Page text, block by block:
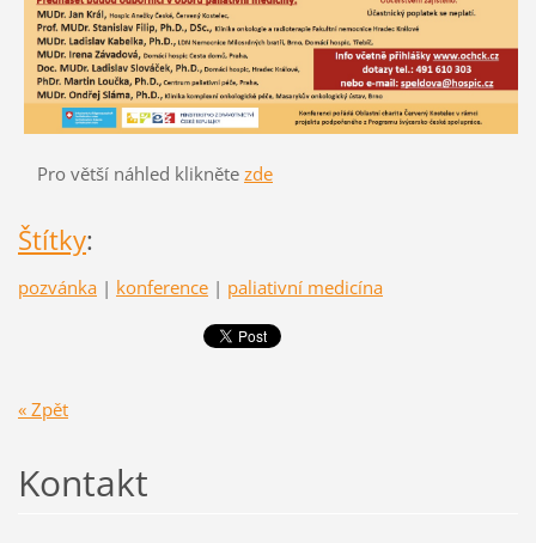
Pro větší náhled klikněte zde
Štítky:
pozvánka | konference | paliativní medicína
« Zpět
Kontakt